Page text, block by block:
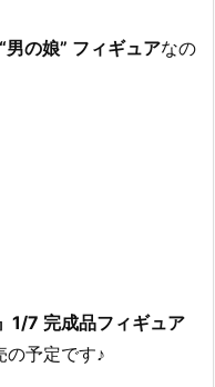
“男の娘” フィギュアなの
1/7 完成品フィギュア
の予定です♪